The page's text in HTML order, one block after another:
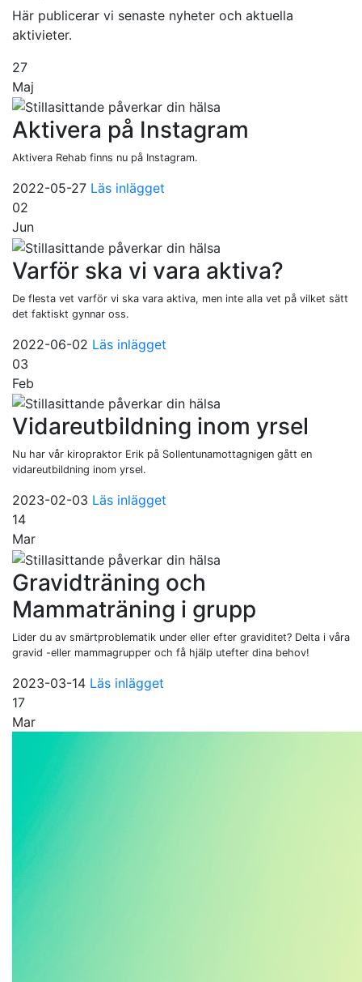
Här publicerar vi senaste nyheter och aktuella
aktivieter.
27
Maj
Aktivera på Instagram
Aktivera Rehab finns nu på Instagram.
2022-05-27 Läs inlägget
02
Jun
Varför ska vi vara aktiva?
De flesta vet varför vi ska vara aktiva, men inte alla vet på vilket sätt
det faktiskt gynnar oss.
2022-06-02 Läs inlägget
03
Feb
Vidareutbildning inom yrsel
Nu har vår kiropraktor Erik på Sollentunamottagnigen gått en
vidareutbildning inom yrsel.
2023-02-03 Läs inlägget
14
Mar
Gravidträning och
Mammaträning i grupp
Lider du av smärtproblematik under eller efter graviditet? Delta i våra
gravid -eller mammagrupper och få hjälp utefter dina behov!
2023-03-14 Läs inlägget
17
Mar